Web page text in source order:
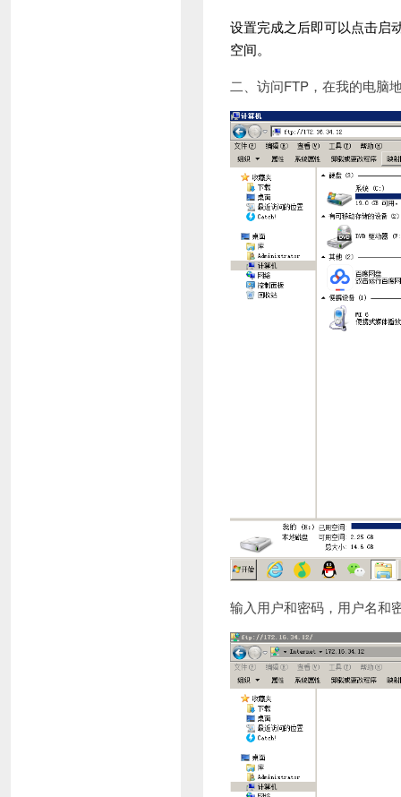
设置完成之后即可以点击启
空间。
二、访问FTP，在我的电脑
输入用户和密码，用户名和